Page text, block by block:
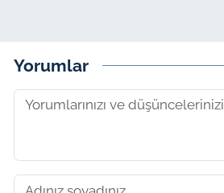
Yorumlar